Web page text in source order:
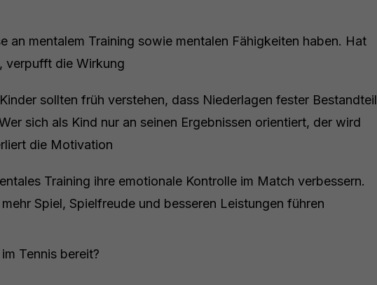
an mentalem Training sowie mentalen Fähigkeiten haben. Hat
verpufft die Wirkung
sollten früh verstehen, dass Niederlagen fester Bestandteil
sich als Kind nur an seinen Ergebnissen orientiert, der wird
die Motivation
Training ihre emotionale Kontrolle im Match verbessern.
Spiel, Spielfreude und besseren Leistungen führen
im Tennis bereit?